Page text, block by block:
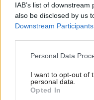
IAB’s list of
also be disclosed by us
Downstream Participants
Please note that this
not limited to your visit
grant or deny consent
use your data for below
Personal Data
I want to opt-out of
personal data.
Opted In
TRENDING